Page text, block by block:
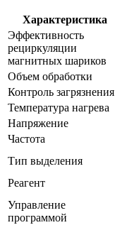
​Характеристика
Эффективность
рециркуляции
магнитных шариков
Объем обработки
Контроль загрязнения
Температура нагрева
Напряжение
Частота
Тип выделения
Реагент
Управление
программой